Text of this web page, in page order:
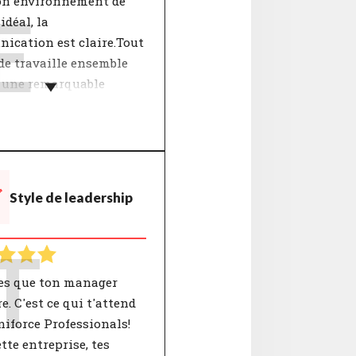
la
est claire.Tout
travaille ensemble
remarquable
sont déterminantes
"Rapports
inclut notamment
tels que la
la collégialité et
Un accord sur
contribue à une
Style de leadership
que ton manager
C'est ce qui t'attend
Professionals!
entreprise, tes